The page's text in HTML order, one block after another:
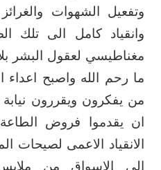
وتفعيل الشهوات
وانقياد كامل الى تلك
مغناطيسي لعقول البشر
ما رحم الله واصبح اعداء
من يفكرون ويقررون
ان يقدموا ‏فروض
الانقياد الاعمى لصيحات
‏الى الاسواق من